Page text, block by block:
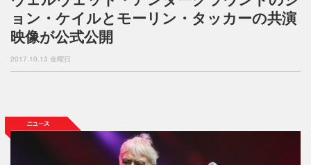
g
a
n
ョン・ケイルとモーリン・タッカーの共演
映像が公式公開
2017.10.13 金曜日